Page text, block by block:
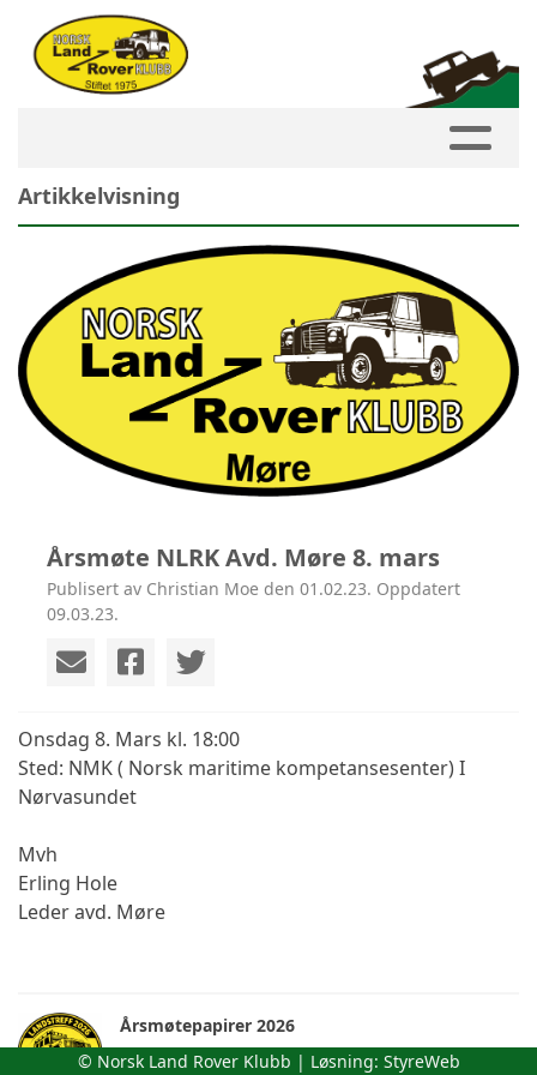
Artikkelvisning
​Årsmøte NLRK Avd. Møre 8. mars
Publisert av Christian Moe den 01.02.23. Oppdatert
09.03.23.
Onsdag 8. Mars kl. 18:00
Sted: NMK ( Norsk maritime kompetansesenter) I
Nørvasundet
Mvh
Erling Hole
Leder avd. Møre
Årsmøtepapirer 2026
torsdag 09. juli kl. 11:18
© Norsk Land Rover Klubb | Løsning: StyreWeb